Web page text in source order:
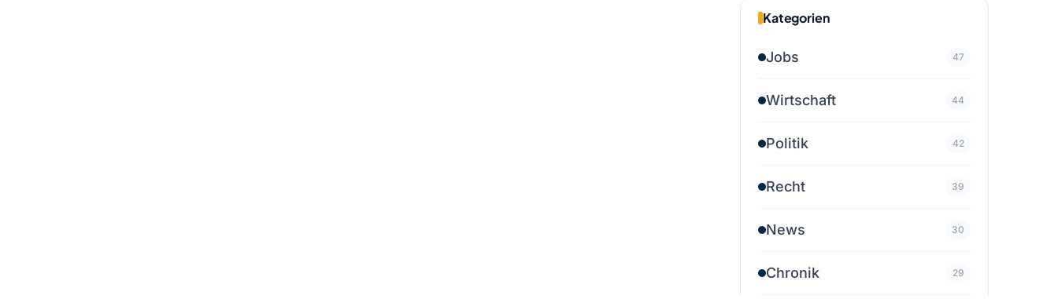
Kategorien
Jobs 47
Wirtschaft 44
Politik 42
Recht 39
News 30
Chronik 29